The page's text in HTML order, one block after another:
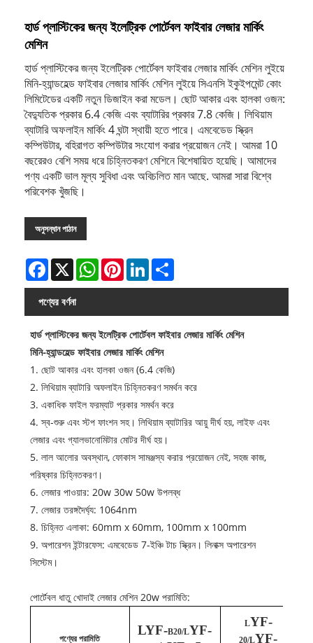
হার্ড প্লাস্টিকের জন্য ইলেট্রিক পোর্টেবল ফাইবার লেজার মার্কিং
মেশিন
হার্ড প্লাস্টিকের জন্য ইলেট্রিক পোর্টেবল ফাইবার লেজার মার্কিং মেশিন লুইয়ে
মিনি-হ্যান্ডহেল্ড ফাইবার লেজার মার্কিং মেশিন লুইয়ে সিএনসি ইকুইপমেন্ট কোং
লিমিটেডের একটি নতুন ডিজাইন করা মডেল। ছোট আকার এবং হালকা ওজন:
বৈদ্যুতিক প্রকার 6.4 কেজি এবং ব্যাটারির প্রকার 7.8 কেজি। লিথিয়াম
ব্যাটারি অফলাইন মার্কিং 4 ঘন্টা স্থায়ী হতে পারে। এমবেডেড স্ক্রিন
কম্পিউটার, বহিরাগত কম্পিউটার সংযোগ করার প্রয়োজন নেই। আমরা 10
বছরেরও বেশি সময় ধরে চিহ্নিতকরণ মেশিনে বিশেষায়িত হয়েছি। আমাদের
পণ্য একটি ভাল মূল্য সুবিধা এবং অবিচলিত মান আছে. আমরা সারা বিশ্বে
পরিবেশক খুঁজছি।
অনুসন্ধান পাঠান
Facebook
X WhatsAppPinterestLinkedIn
পণ্যের বর্ণনা
হার্ড প্লাস্টিকের জন্য ইলেট্রিক পোর্টেবল ফাইবার লেজার মার্কিং মেশিন
মিনি-হ্যান্ডহেল্ড ফাইবার লেজার মার্কিং মেশিন
1. ছোট আকার এবং হালকা ওজন (6.4 কেজি)
2. লিথিয়াম ব্যাটারি অফলাইন চিহ্নিতকরণ সমর্থন করে
3. একাধিক ফাইল ফরম্যাট প্রকার সমর্থন করে
4. স্ব-শুরু এবং স্টপ ফাংশন সহ। লিথিয়াম ব্যাটারির আয়ু দীর্ঘ হয়, লাইফ এবং
লেজার এবং গ্যালভানোমিটার মোটর দীর্ঘ হয়।
5. লাল আলোর অবস্থান, ফোকাস সামঞ্জস্য করার প্রয়োজন নেই, সহজ কাজ,
পরিষ্কার চিহ্নিতকরণ।
6. লেজার পাওয়ার: 20w 30w 50w উপলব্ধ
7. লেজার তরঙ্গদৈর্ঘ্য: 1064nm
8. চিহ্নিত এলাকা: 60mm x 60mm, 100mm x 100mm
9. অপারেশন ইন্টারফেস: এমবেডেড 7-ইঞ্চি টাচ স্ক্রিন। লিনাক্স অপারেশন
সিস্টেম।
পোর্টেবল ধাতু খোদাই লেজার মেশিন 20w পরামিতি:
পণ্যের পরামিতি
LYF-B20/LYF-
LYF-
20/LYF-